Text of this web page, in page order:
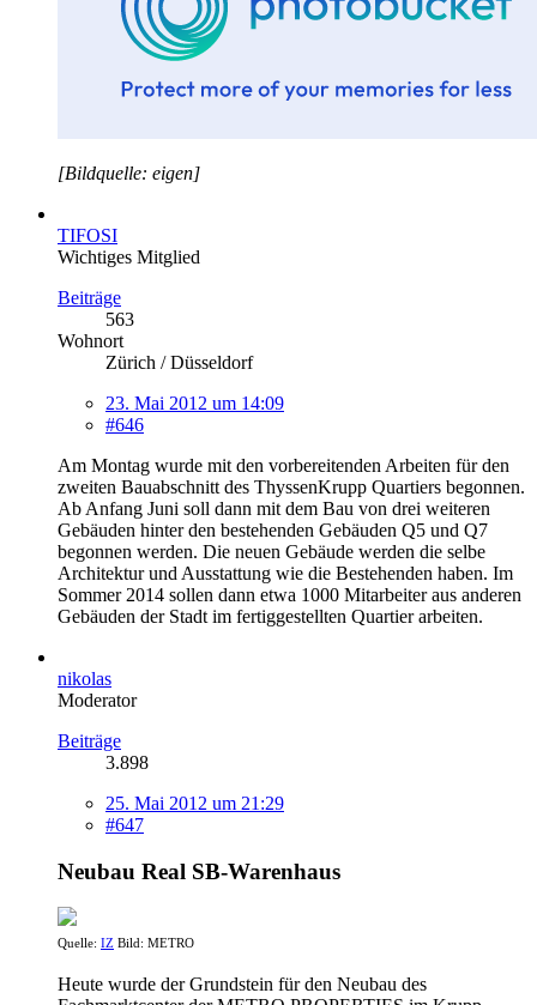
[Bildquelle: eigen]
TIFOSI
Wichtiges Mitglied
Beiträge
563
Wohnort
Zürich / Düsseldorf
23. Mai 2012 um 14:09
#646
Am Montag wurde mit den vorbereitenden Arbeiten für den
zweiten Bauabschnitt des ThyssenKrupp Quartiers begonnen.
Ab Anfang Juni soll dann mit dem Bau von drei weiteren
Gebäuden hinter den bestehenden Gebäuden Q5 und Q7
begonnen werden. Die neuen Gebäude werden die selbe
Architektur und Ausstattung wie die Bestehenden haben. Im
Sommer 2014 sollen dann etwa 1000 Mitarbeiter aus anderen
Gebäuden der Stadt im fertiggestellten Quartier arbeiten.
nikolas
Moderator
Beiträge
3.898
25. Mai 2012 um 21:29
#647
Neubau Real SB-Warenhaus
Quelle: IZ Bild: METRO
Heute wurde der Grundstein für den Neubau des